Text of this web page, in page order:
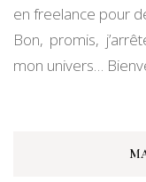
en freelance pour
Bon, promis,
mon univers…